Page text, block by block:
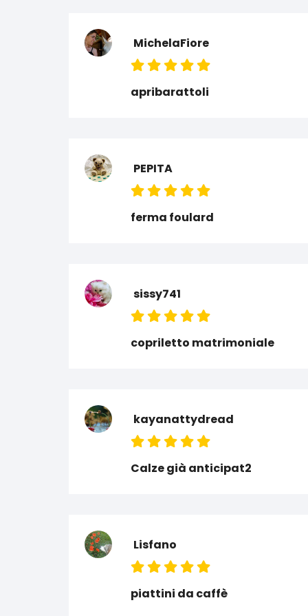
MichelaFiore
apribarattoli
PEPITA
ferma foulard
sissy741
copriletto matrimoniale
kayanattydread
Calze già anticipat2
Lisfano
piattini da caffè